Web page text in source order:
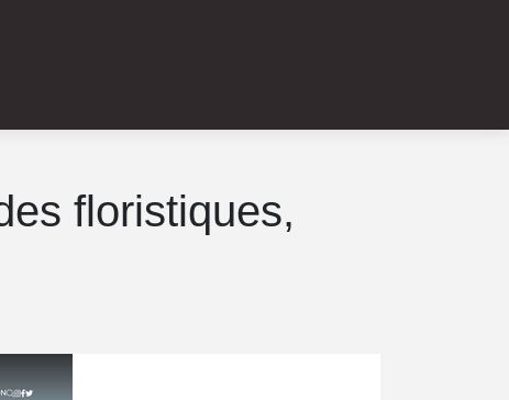
floristiques,